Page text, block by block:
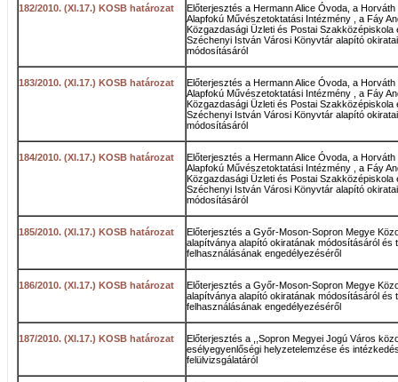
182/2010. (XI.17.) KOSB határozat
Előterjesztés a Hermann Alice Óvoda, a
Alapfokú Művészetoktatási Intézmény , a Fáy
Közgazdasági Üzleti és Postai Szakközépiskola
Széchenyi István Városi Könyvtár alapító
módosításáról
183/2010. (XI.17.) KOSB határozat
Előterjesztés a Hermann Alice Óvoda, a
Alapfokú Művészetoktatási Intézmény , a Fáy
Közgazdasági Üzleti és Postai Szakközépiskola
Széchenyi István Városi Könyvtár alapító
módosításáról
184/2010. (XI.17.) KOSB határozat
Előterjesztés a Hermann Alice Óvoda, a
Alapfokú Művészetoktatási Intézmény , a Fáy
Közgazdasági Üzleti és Postai Szakközépiskola
Széchenyi István Városi Könyvtár alapító
módosításáról
185/2010. (XI.17.) KOSB határozat
Előterjesztés a Győr-Moson-Sopron Megye
alapítványa alapító okiratának módosításáról és
felhasználásának engedélyezéséről
186/2010. (XI.17.) KOSB határozat
Előterjesztés a Győr-Moson-Sopron Megye
alapítványa alapító okiratának módosításáról és
felhasználásának engedélyezéséről
187/2010. (XI.17.) KOSB határozat
Előterjesztés a ,,Sopron Megyei Jogú Város
esélyegyenlőségi helyzetelemzése és
felülvizsgálatáról